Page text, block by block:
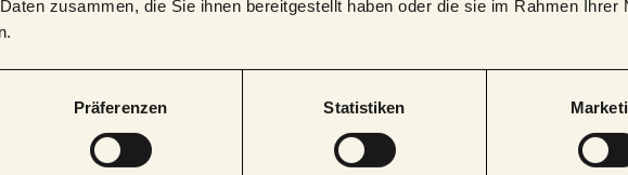
zusammen, die Sie ihnen bereitgestellt haben oder die sie im Rahmen Ihrer
Präferenzen Statistiken